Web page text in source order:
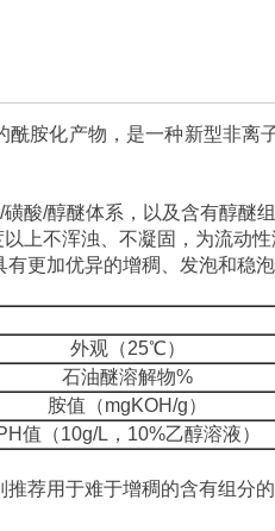
酰胺化产物，是一种新型非
酸/醇醚体系，以及含有醇醚
上不浑浊、不凝固，为流动
更加优异的增稠、发泡和稳
外观（25℃）
石油醚溶解物%
胺值（mgKOH/g）
值（10g/L，10%乙醇溶液）
荐用于难于增稠的含有组分